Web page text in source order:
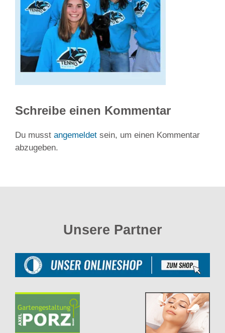
Schreibe einen Kommentar
Du musst angemeldet sein, um einen Kommentar
abzugeben.
Unsere Partner